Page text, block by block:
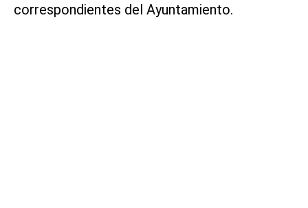
correspondientes del Ayuntamiento.